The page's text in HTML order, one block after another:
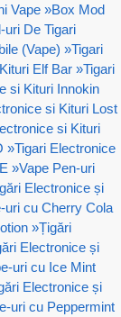
Vape »Box Mod
uri De Tigari
(Vape) »Tigari
Elf Bar »Tigari
si Kituri Innokin
si Kituri Lost
si Kituri
»Tigari Electronice
»Vape Pen-uri
Electronice și
uri cu Cherry Cola
»Țigări
Electronice și
uri cu Ice Mint
Electronice și
uri cu Peppermint